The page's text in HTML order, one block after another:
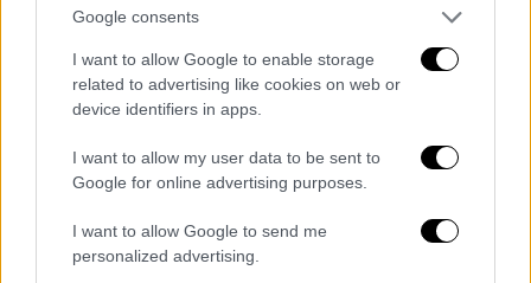
Google consents
I want to allow Google to enable storage
related to advertising like cookies on web or
device identifiers in apps.
I want to allow my user data to be sent to
Google for online advertising purposes.
I want to allow Google to send me
personalized advertising.
πολιτισμός της Ύστερης Εποχής του Χαλκού
έκανε το αντίθετο και έτεινε να σκέφτεται
με προσωπικούς όρους. Ο πόλεμος ήταν
αποτέλεσμα βεντέτας, προσβολών και
Οι Επιστολές Αμάρνα –μια κρύπτη του 1300
αλληλογραφία ανάμεσα στην Αίγυπτο, τη